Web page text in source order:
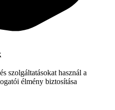
szolgáltatásokat használ a
élmény biztosítása